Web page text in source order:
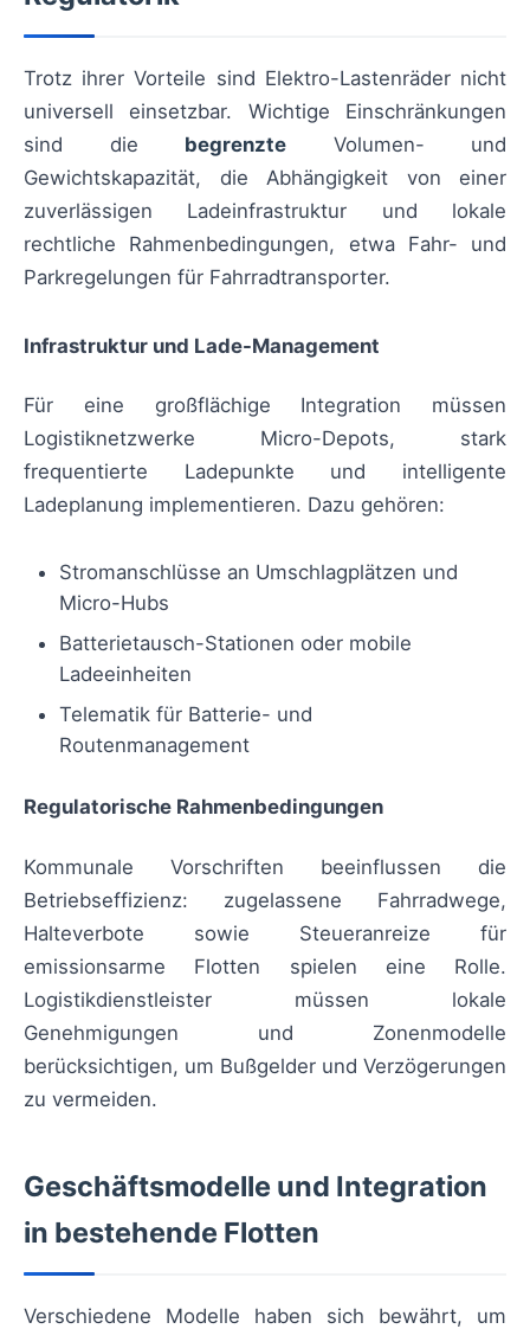
Trotz ihrer Vorteile sind Elektro-Lastenräder nicht
universell einsetzbar. Wichtige Einschränkungen
sind die begrenzte Volumen- und
Gewichtskapazität, die Abhängigkeit von einer
zuverlässigen Ladeinfrastruktur und lokale
rechtliche Rahmenbedingungen, etwa Fahr- und
Parkregelungen für Fahrradtransporter.
Infrastruktur und Lade-Management
Für eine großflächige Integration müssen
Logistiknetzwerke Micro-Depots, stark
frequentierte Ladepunkte und intelligente
Ladeplanung implementieren. Dazu gehören:
Stromanschlüsse an Umschlagplätzen und
Micro-Hubs
Batterietausch-Stationen oder mobile
Ladeeinheiten
Telematik für Batterie- und
Routenmanagement
Regulatorische Rahmenbedingungen
Kommunale Vorschriften beeinflussen die
Betriebseffizienz: zugelassene Fahrradwege,
Halteverbote sowie Steueranreize für
emissionsarme Flotten spielen eine Rolle.
Logistikdienstleister müssen lokale
Genehmigungen und Zonenmodelle
berücksichtigen, um Bußgelder und Verzögerungen
zu vermeiden.
Geschäftsmodelle und Integration
in bestehende Flotten
Verschiedene Modelle haben sich bewährt, um